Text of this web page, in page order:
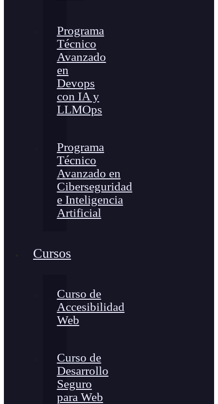
Programa
Técnico
Avanzado
en
Devops
con IA y
LLMOps
Programa
Técnico
Avanzado en
Ciberseguridad
e Inteligencia
Artificial
Cursos
Curso de
Accesibilidad
Web
Curso de
Desarrollo
Seguro
para Web